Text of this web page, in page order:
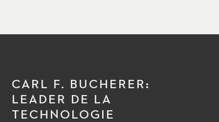
CARL F. BUCHERER:
LEADER DE LA
TECHNOLOGIE